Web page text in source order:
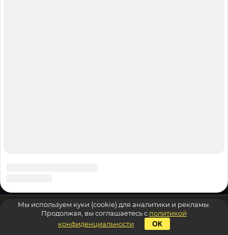
Мы используем куки (cookie) для аналитики и рекламы.
Продолжая, вы соглашаетесь с политикой
конфиденциальности
ОК